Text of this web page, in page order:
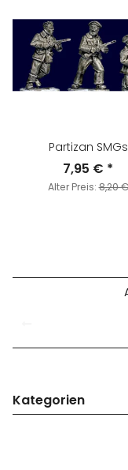
Partizan SMGs
7,95 € *
Alter Preis:8,20 €
Kategorien